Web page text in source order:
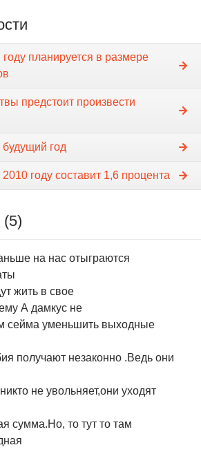
планируется в размере
предстоит произвести
год
году составит 1,6 процента
на нас отыграются
жить в свое
А дамкус не
сейма уменьшить выходные
получают незаконно .Ведь они
не увольняет,они уходят
сумма.Но, то тут то там